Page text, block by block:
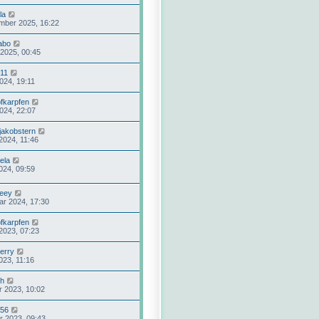
2025, 16:22
00:45
19:11
22:07
11:46
09:59
2024, 17:30
07:23
11:16
2023, 10:02